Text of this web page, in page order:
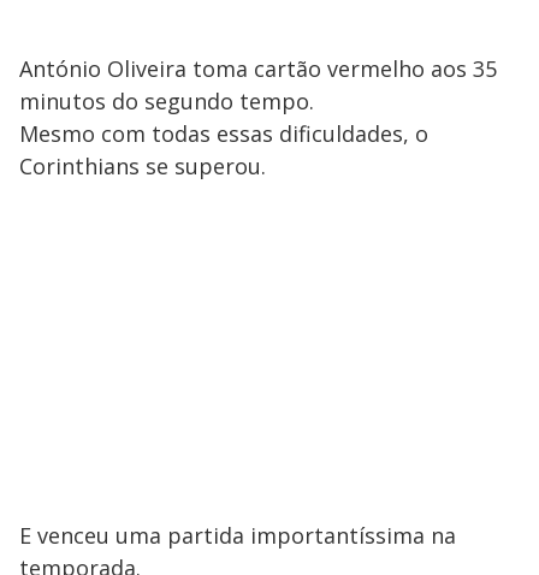
António Oliveira toma cartão vermelho aos 35
minutos do segundo tempo.
Mesmo com todas essas dificuldades, o
Corinthians se superou.
E venceu uma partida importantíssima na
temporada.